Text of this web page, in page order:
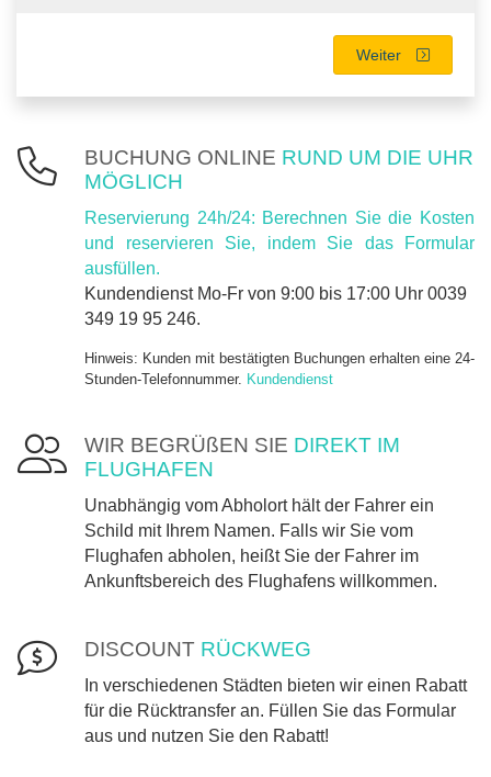
Weiter
BUCHUNG ONLINE RUND UM DIE UHR
MÖGLICH
Reservierung 24h/24: Berechnen Sie die Kosten
und reservieren Sie, indem Sie das Formular
ausfüllen.
Kundendienst Mo-Fr von 9:00 bis 17:00 Uhr 0039
349 19 95 246.
Hinweis: Kunden mit bestätigten Buchungen erhalten eine 24-
Stunden-Telefonnummer. Kundendienst
WIR BEGRÜßEN SIE DIREKT IM
FLUGHAFEN
Unabhängig vom Abholort hält der Fahrer ein
Schild mit Ihrem Namen. Falls wir Sie vom
Flughafen abholen, heißt Sie der Fahrer im
Ankunftsbereich des Flughafens willkommen.
DISCOUNT RÜCKWEG
In verschiedenen Städten bieten wir einen Rabatt
für die Rücktransfer an. Füllen Sie das Formular
aus und nutzen Sie den Rabatt!